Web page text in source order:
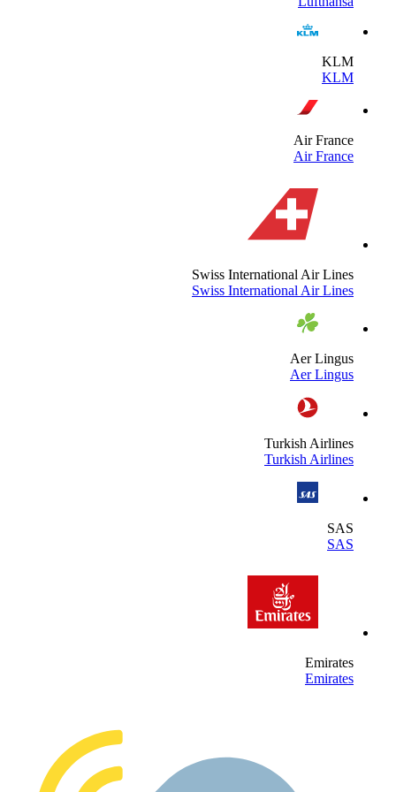
Air
Air
Swiss International Air
Swiss International Air
Aer
Aer
Turkish
Turkish